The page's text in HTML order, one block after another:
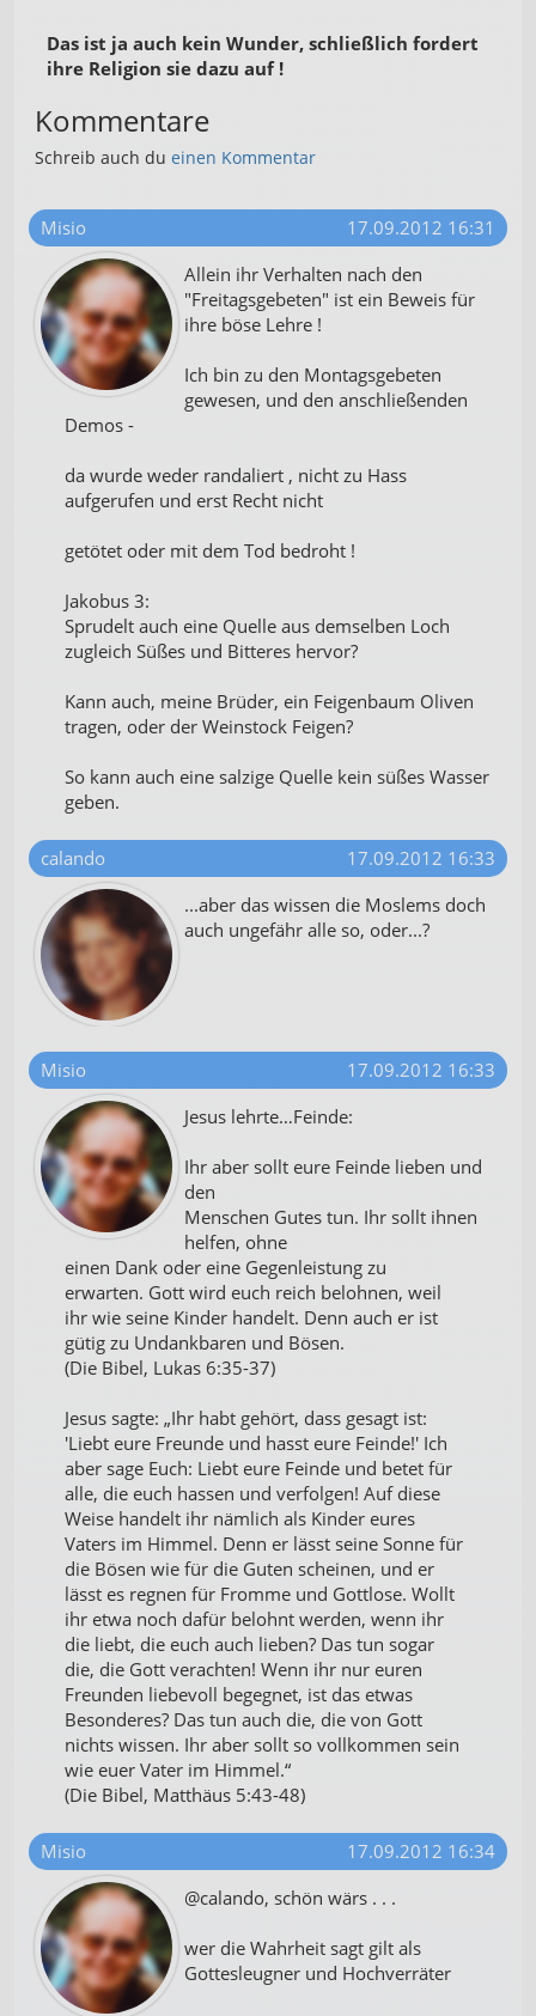
Das ist ja auch kein Wunder, schließlich fordert
ihre Religion sie dazu auf !
Kommentare
Schreib auch du einen Kommentar
Misio
17.09.2012 16:31
Allein ihr Verhalten nach den
"Freitagsgebeten" ist ein Beweis für
ihre böse Lehre !
Ich bin zu den Montagsgebeten
gewesen, und den anschließenden
Demos -
da wurde weder randaliert , nicht zu Hass
aufgerufen und erst Recht nicht
getötet oder mit dem Tod bedroht !
Jakobus 3:
Sprudelt auch eine Quelle aus demselben Loch
zugleich Süßes und Bitteres hervor?
Kann auch, meine Brüder, ein Feigenbaum Oliven
tragen, oder der Weinstock Feigen?
So kann auch eine salzige Quelle kein süßes Wasser
geben.
calando
17.09.2012 16:33
...aber das wissen die Moslems doch
auch ungefähr alle so, oder...?
Misio
17.09.2012 16:33
Jesus lehrte…Feinde:
Ihr aber sollt eure Feinde lieben und
den
Menschen Gutes tun. Ihr sollt ihnen
helfen, ohne
einen Dank oder eine Gegenleistung zu
erwarten. Gott wird euch reich belohnen, weil
ihr wie seine Kinder handelt. Denn auch er ist
gütig zu Undankbaren und Bösen.
(Die Bibel, Lukas 6:35-37)
Jesus sagte: „Ihr habt gehört, dass gesagt ist:
'Liebt eure Freunde und hasst eure Feinde!' Ich
aber sage Euch: Liebt eure Feinde und betet für
alle, die euch hassen und verfolgen! Auf diese
Weise handelt ihr nämlich als Kinder eures
Vaters im Himmel. Denn er lässt seine Sonne für
die Bösen wie für die Guten scheinen, und er
lässt es regnen für Fromme und Gottlose. Wollt
ihr etwa noch dafür belohnt werden, wenn ihr
die liebt, die euch auch lieben? Das tun sogar
die, die Gott verachten! Wenn ihr nur euren
Freunden liebevoll begegnet, ist das etwas
Besonderes? Das tun auch die, die von Gott
nichts wissen. Ihr aber sollt so vollkommen sein
wie euer Vater im Himmel.“
(Die Bibel, Matthäus 5:43-48)
Misio
17.09.2012 16:34
@calando, schön wärs . . .
wer die Wahrheit sagt gilt als
Gottesleugner und Hochverräter